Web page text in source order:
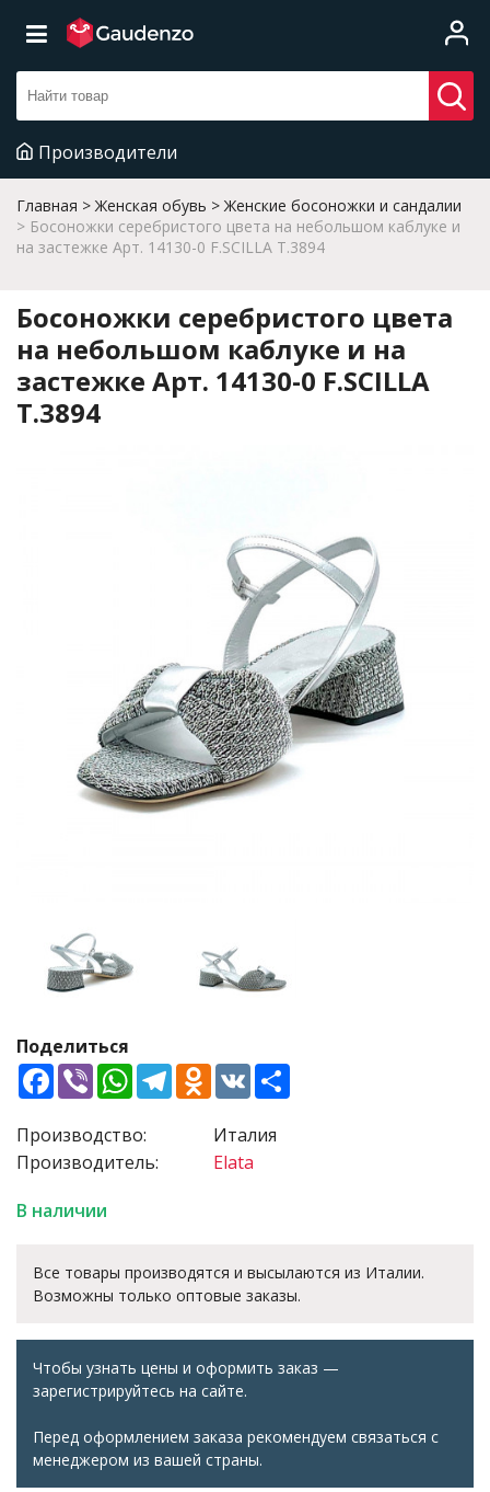
Производители
Главная Женская обувь
Женские босоножки и сандалии
Босоножки серебристого цвета на небольшом каблуке и
на застежке Арт. 14130-0 F.SCILLA T.3894
Босоножки серебристого цвета
на небольшом каблуке и на
застежке Арт. 14130-0 F.SCILLA
T.3894
Поделиться
Facebook
ViberWhatsApp
TelegramOdnoklassniki
VK
Производство:
Производитель:
Италия
Elata
В наличии
Все товары производятся и высылаются из Италии.
Возможны только оптовые заказы.
Чтобы узнать цены и оформить заказ —
зарегистрируйтесь на сайте.
Перед оформлением заказа рекомендуем связаться с
менеджером из вашей страны.